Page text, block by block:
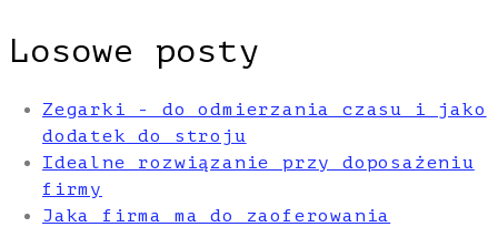
Losowe posty
Zegarki - do odmierzania czasu i jako
dodatek do stroju
Idealne rozwiązanie przy doposażeniu
firmy
Jaka firma ma do zaoferowania